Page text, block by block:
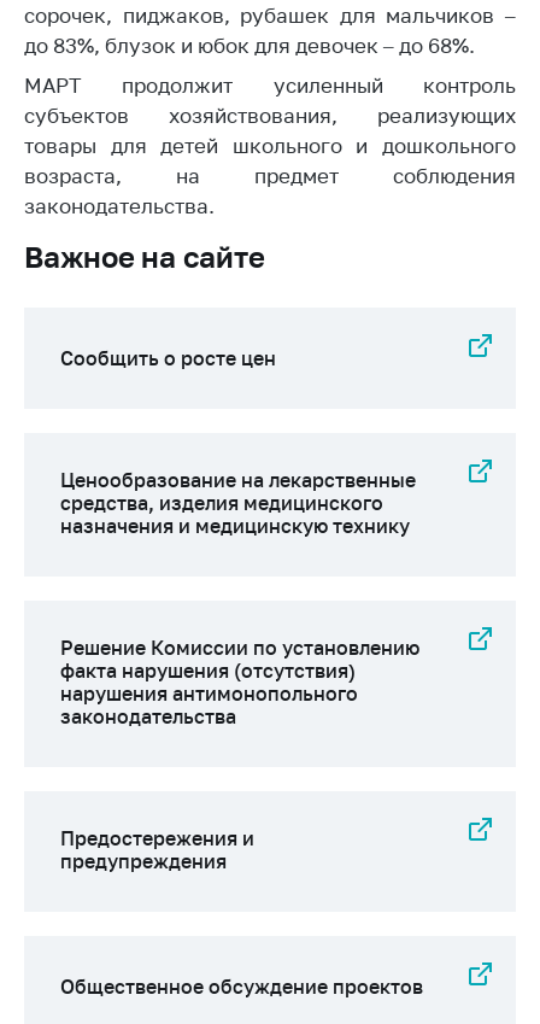
Новости
Обратиться в МАРТ
Личный прием
граждан и юр. лиц
Прямaя телефоннaя
Горячая линия
цен на лекарства и
медицинские
изделия
работы
Приемная
Министра
Вышестоящий
государственный
Сообщить о росте
сорочек, пиджаков, рубашек для мальчиков –
до 83%, блузок и юбок для девочек – до 68%.
МАРТ продолжит усиленный контроль
субъектов хозяйствования, реализующих
товары для детей школьного и дошкольного
возраста, на предмет соблюдения
законодательства.
Важное на сайте
Сообщить о росте цен
Ценообразование на лекарственные
средства, изделия медицинского
назначения и медицинскую технику
Решение Комиссии по установлению
факта нарушения (отсутствия)
нарушения антимонопольного
законодательства
Предостережения и
предупреждения
Общественное обсуждение проектов